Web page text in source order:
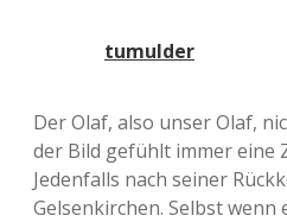
tumulder
Der Olaf, also unser Olaf,
der Bild gefühlt immer eine
Jedenfalls nach seiner
Gelsenkirchen. Selbst